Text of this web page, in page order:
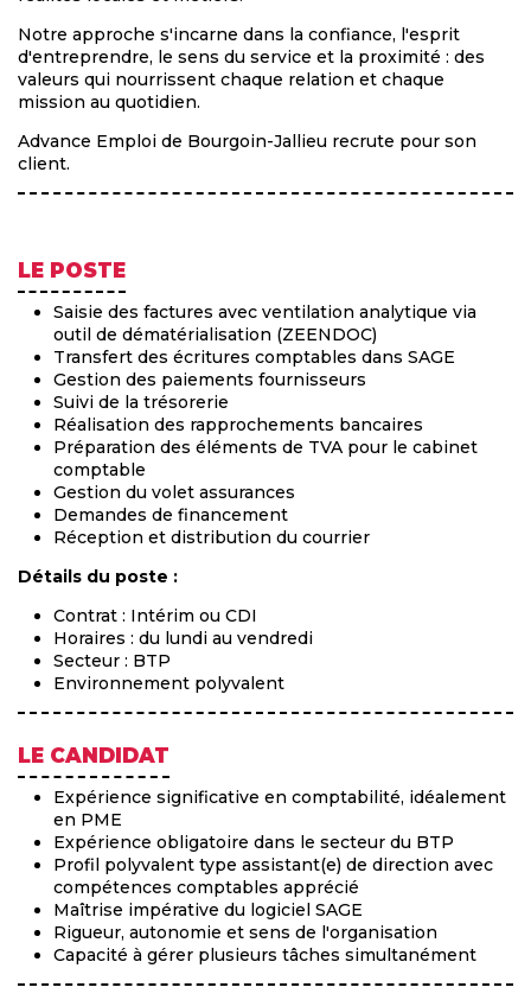
Notre approche s'incarne dans la confiance, l'esprit
d'entreprendre, le sens du service et la proximité : des
valeurs qui nourrissent chaque relation et chaque
mission au quotidien.
Advance Emploi de Bourgoin-Jallieu recrute pour son
client.
LE POSTE
Saisie des factures avec ventilation analytique via
outil de dématérialisation (ZEENDOC)
Transfert des écritures comptables dans SAGE
Gestion des paiements fournisseurs
Suivi de la trésorerie
Réalisation des rapprochements bancaires
Préparation des éléments de TVA pour le cabinet
comptable
Gestion du volet assurances
Demandes de financement
Réception et distribution du courrier
Détails du poste :
Contrat : Intérim ou CDI
Horaires : du lundi au vendredi
Secteur : BTP
Environnement polyvalent
LE CANDIDAT
Expérience significative en comptabilité, idéalement
en PME
Expérience obligatoire dans le secteur du BTP
Profil polyvalent type assistant(e) de direction avec
compétences comptables apprécié
Maîtrise impérative du logiciel SAGE
Rigueur, autonomie et sens de l'organisation
Capacité à gérer plusieurs tâches simultanément